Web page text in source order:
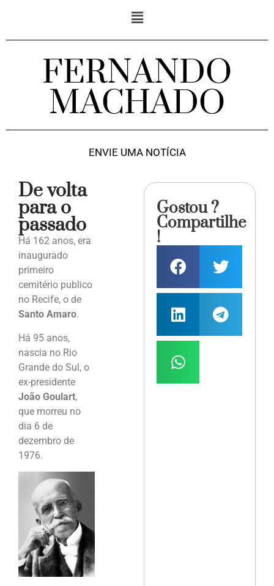
FERNANDO
MACHADO
ENVIE UMA NOTÍCIA
De volta
para o
passado
Há 162 anos, era
inaugurado
primeiro
cemitério publico
no Recife, o de
Santo Amaro.
Há 95 anos,
nascia no Rio
Grande do Sul, o
ex-presidente
João Goulart,
que morreu no
dia 6 de
dezembro de
1976.
Gostou ?
Compartilhe
!